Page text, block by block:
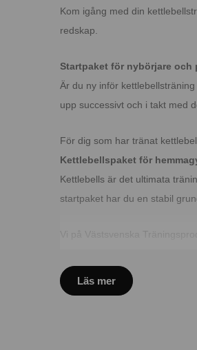
Kom igång med din
redskap.
Startpaket för nybörjare och
Är du ny inför
upp successivt och i takt med
För dig som har tränat
Kettlebellspaket för
Kettlebells är det ultimata
startpaket har du en stabil
Vi på Västsvenska
Läs mer